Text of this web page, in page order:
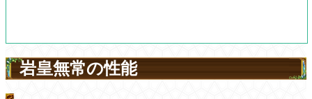
岩皇無常の性能